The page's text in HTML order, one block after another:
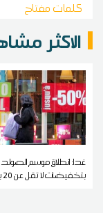
كلمات مفتاح
الاكثر
غدا: انطلاق موسم
بتخفيضات لا تقل عن 20 بالمائة